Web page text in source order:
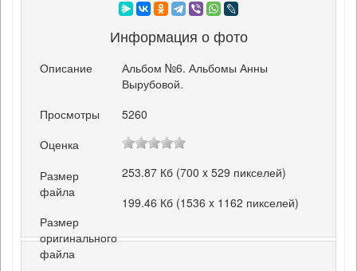
Информация о фото
Описание
Альбом №6. Альбомы Анны
Вырубовой.
Просмотры
5260
Оценка
Размер
файла
253.87 Кб (700 x 529 пикселей)
Размер
оригинального
файла
199.46 Кб (1536 x 1162 пикселей)